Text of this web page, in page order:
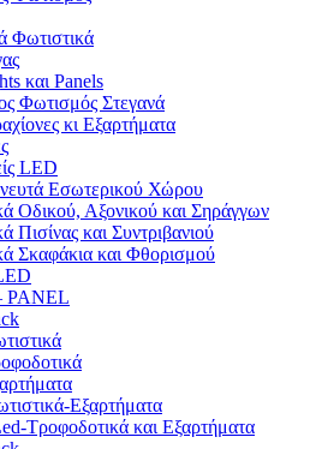
Φωτιστικά
και Panels
Φωτισμός Στεγανά
κι Εξαρτήματα
LED
Εσωτερικού Χώρου
Οδικού, Αξονικού και Σηράγγων
Πισίνας και Συντριβανιού
Σκαφάκια και Φθορισμού
PANEL
Εξαρτήματα
Τροφοδοτικά και Εξαρτήματα